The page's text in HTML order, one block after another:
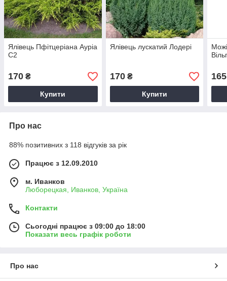
Ялівець Пфітцеріана Ауріа
С2
170 ₴
Купити
Ялівець лускатий Лодері
170₴
Купити
165
Про нас
88% позитивних з 118 відгуків за рік
Працює з 12.09.2010
м. Иванков
Люборецкая, Иванков, Україна
Контакти
Сьогодні працює з 09:00 до 18:00
Показати весь графік роботи
Про нас